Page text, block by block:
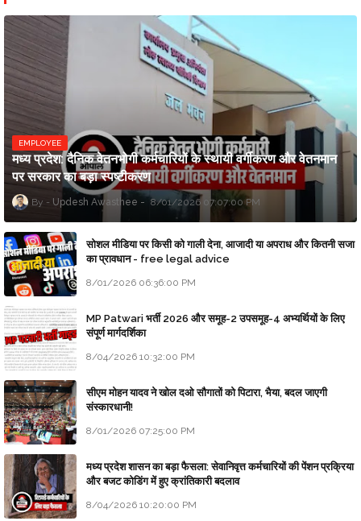
EMPLOYEE
मध्य प्रदेश: दैनिक वेतनभोगी कर्मचारियों के स्थायी वर्गीकरण और वेतनमान
पर सरकार का बड़ा स्पष्टीकरण
Updesh Awasthee 8/01/2026 07:07:00 PM
सोशल मीडिया पर किसी को गाली देना, आजादी या अपराध और कितनी सजा
का प्रावधान - free legal advice
8/01/2026 06:36:00 PM
MP Patwari भर्ती 2026 और समूह-2 उपसमूह-4 अभ्यर्थियों के लिए
संपूर्ण मार्गदर्शिका
8/04/2026 10:32:00 PM
सीएम मोहन यादव ने खोल दओ सौगातों को पिटारा, भैया, बदल जाएगी
संस्कारधानी!
8/01/2026 07:25:00 PM
मध्य प्रदेश शासन का बड़ा फैसला: सेवानिवृत्त कर्मचारियों की पेंशन प्रक्रिया
और बजट कोडिंग में हुए क्रांतिकारी बदलाव
8/04/2026 10:20:00 PM